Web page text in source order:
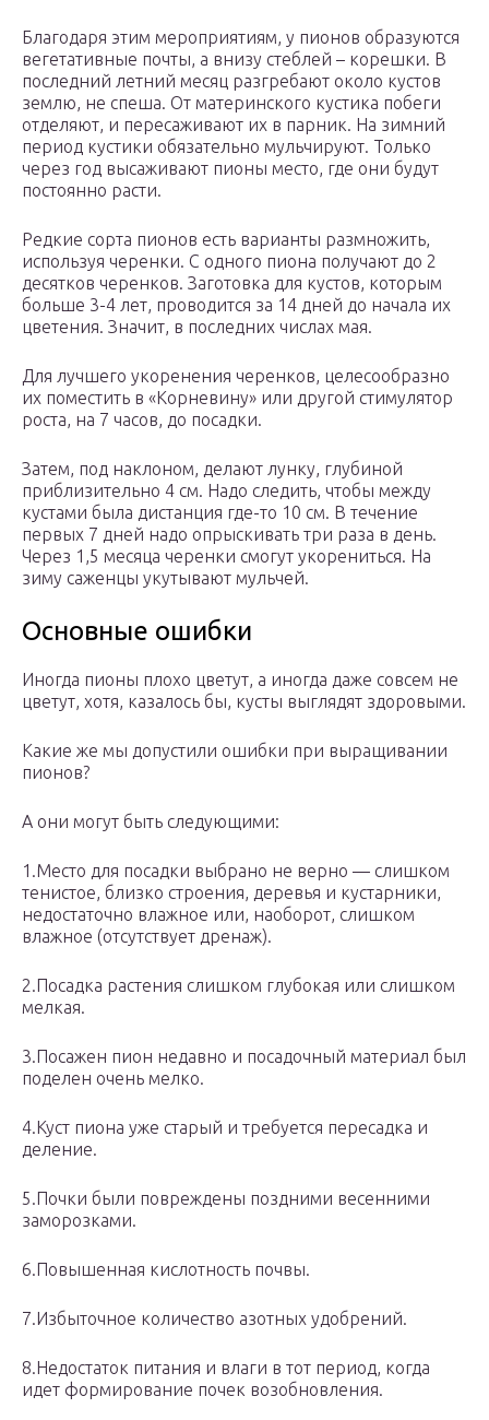
Благодаря этим мероприятиям, у пионов образуются
вегетативные почты, а внизу стеблей – корешки. В
последний летний месяц разгребают около кустов
землю, не спеша. От материнского кустика побеги
отделяют, и пересаживают их в парник. На зимний
период кустики обязательно мульчируют. Только
через год высаживают пионы место, где они будут
постоянно расти.
Редкие сорта пионов есть варианты размножить,
используя черенки. С одного пиона получают до 2
десятков черенков. Заготовка для кустов, которым
больше 3-4 лет, проводится за 14 дней до начала их
цветения. Значит, в последних числах мая.
Для лучшего укоренения черенков, целесообразно
их поместить в «Корневину» или другой стимулятор
роста, на 7 часов, до посадки.
Затем, под наклоном, делают лунку, глубиной
приблизительно 4 см. Надо следить, чтобы между
кустами была дистанция где-то 10 см. В течение
первых 7 дней надо опрыскивать три раза в день.
Через 1,5 месяца черенки смогут укорениться. На
зиму саженцы укутывают мульчей.
Основные ошибки
Иногда пионы плохо цветут, а иногда даже совсем не
цветут, хотя, казалось бы, кусты выглядят здоровыми.
Какие же мы допустили ошибки при выращивании
пионов?
А они могут быть следующими:
1.Место для посадки выбрано не верно — слишком
тенистое, близко строения, деревья и кустарники,
недостаточно влажное или, наоборот, слишком
влажное (отсутствует дренаж).
2.Посадка растения слишком глубокая или слишком
мелкая.
3.Посажен пион недавно и посадочный материал был
поделен очень мелко.
4.Куст пиона уже старый и требуется пересадка и
деление.
5.Почки были повреждены поздними весенними
заморозками.
6.Повышенная кислотность почвы.
7.Избыточное количество азотных удобрений.
8.Недостаток питания и влаги в тот период, когда
идет формирование почек возобновления.